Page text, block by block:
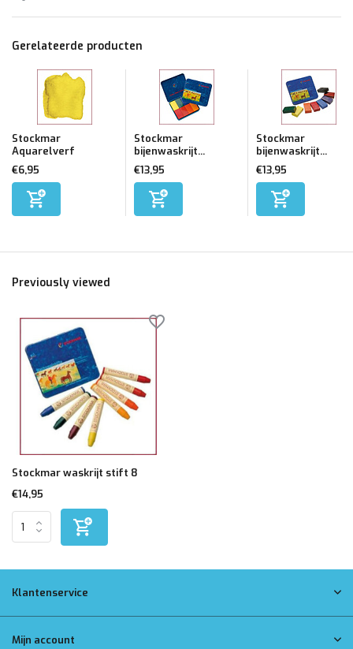
Gerelateerde producten
Stockmar
Aquarelverf
€6,95
Stockmar
bijenwaskrijt...
€13,95
Stockmar
bijenwaskrijt...
€13,95
Previously viewed
Stockmar waskrijt stift 8
€14,95
Klantenservice
Mijn account